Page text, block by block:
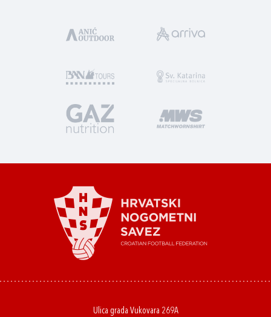
Ulica grada Vukovara 269A